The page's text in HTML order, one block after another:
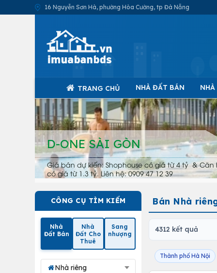
16 Nguyễn Sơn Hà, phường Hòa Cường, tp Đà Nẵng
TRANG CHỦ NHÀ ĐẤT BÁN
D-ONE SÀI GÒN
Giá bán dự kiến: Shophouse có giá từ 4 tỷ & Căn
có giá từ 1.3 tỷ. Liên hệ: 0909 47 12 39
CÔNG CỤ TÌM KIẾM
Nhà
Đất Bán
Nhà
Đất Cho
Thuê
Sang
nhượng
Nhà riêng
Bán Nhà
4312 kết quả
Thành phố Hà Nội